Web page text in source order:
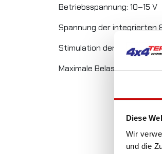
Diese
Wir
und die
Betriebsspannung: 10–15 V
Spannung der integrierten
Stimulation der 3-A-Spule
Maximale Belastung: 200 A